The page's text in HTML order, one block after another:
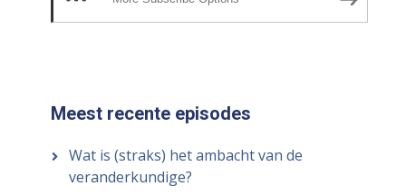
Meest recente episodes
Wat is (straks) het ambacht van de
veranderkundige?